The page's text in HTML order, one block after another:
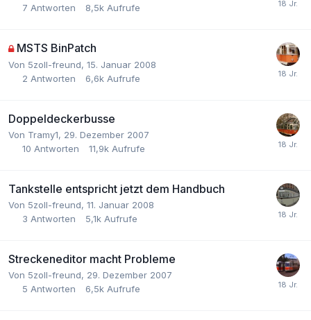
7 Antworten 8,5k Aufrufe
MSTS BinPatch
Von 5zoll-freund, 15. Januar 2008
2 Antworten 6,6k Aufrufe
Doppeldeckerbusse
Von Tramy1, 29. Dezember 2007
10 Antworten 11,9k Aufrufe
Tankstelle entspricht jetzt dem Handbuch
Von 5zoll-freund, 11. Januar 2008
3 Antworten 5,1k Aufrufe
Streckeneditor macht Probleme
Von 5zoll-freund, 29. Dezember 2007
5 Antworten 6,5k Aufrufe